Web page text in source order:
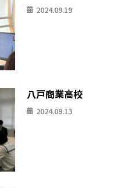
2024.09.19
八戸商業高校
2024.09.13